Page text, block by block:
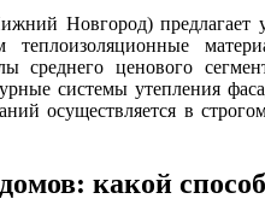
Новгород) предлагает
среднего ценового
системы утепления
осуществляется в
какой